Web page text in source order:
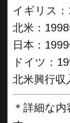
イギリス：
北米：
日本：
ドイツ：
北米興行収
＊詳細な